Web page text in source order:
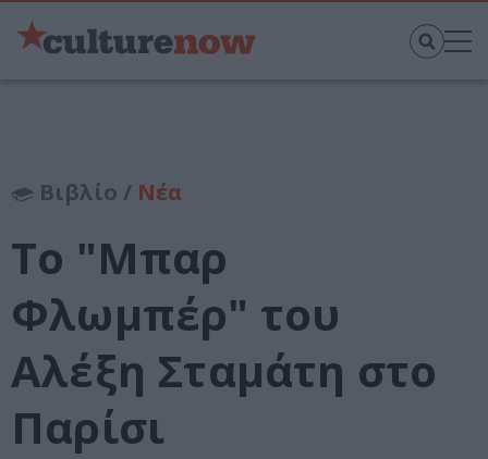
Βιβλίο / Νέα
Το "Μπαρ
Φλωμπέρ" του
Αλέξη Σταμάτη στο
Παρίσι